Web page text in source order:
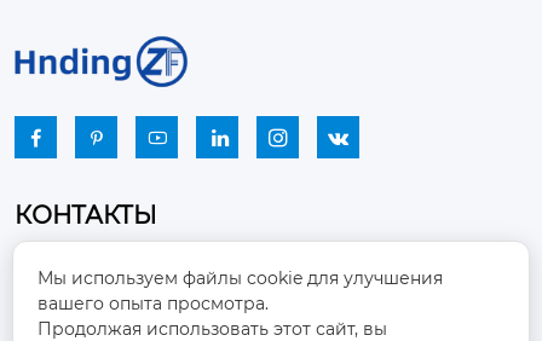
     
КОНТАКТЫ

Промышленный парк, город Наньцзяо,
район Чжоуцунь, город Цзыбо, провинция
Шаньдун
Мы используем файлы cookie для улучшения
вашего опыта просмотра.
Продолжая использовать этот сайт, вы